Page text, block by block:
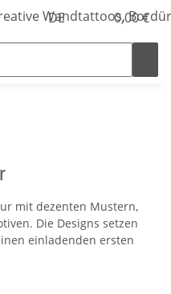
DE 0,00 €
mit dezenten Mustern,
Die Designs setzen
einladenden ersten